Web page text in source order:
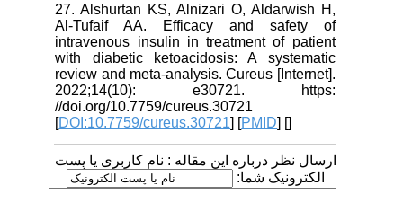
27. Alshurtan KS, Alnizari O, Aldarwish H,
Al-Tufaif AA. Efficacy and safety of
intravenous insulin in treatment of patient
with diabetic ketoacidosis: A systematic
review and meta-analysis. Cureus [Internet].
2022;14(10): e30721. https:
//doi.org/10.7759/cureus.30721
[DOI:10.7759/cureus.30721] [PMID] [
ارسال نظر درباره این مقاله : نام کاربری یا پست
الکترونیک شما: